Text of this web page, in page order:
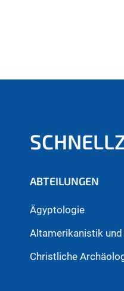
ABTEILUNGEN
Ägyptologie
Altamerikanistik
Christliche